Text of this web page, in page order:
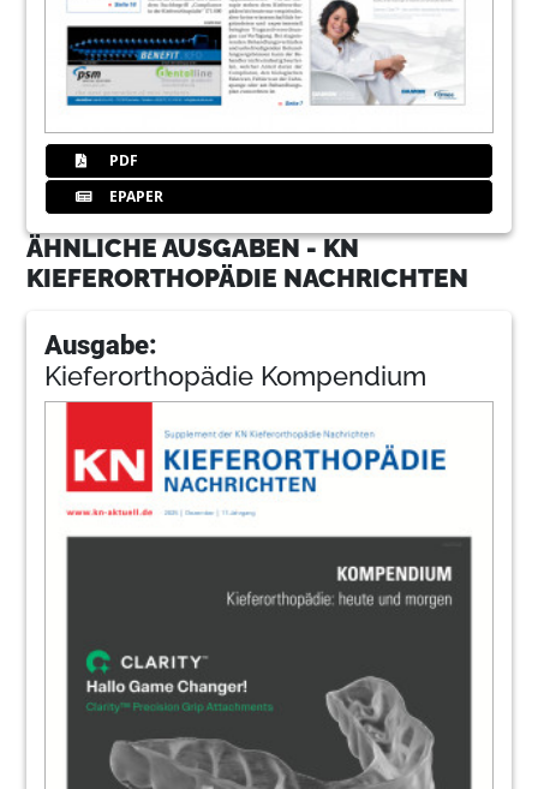
PDF
EPAPER
ÄHNLICHE AUSGABEN - KN
KIEFERORTHOPÄDIE NACHRICHTEN
Ausgabe:
Kieferorthopädie Kompendium